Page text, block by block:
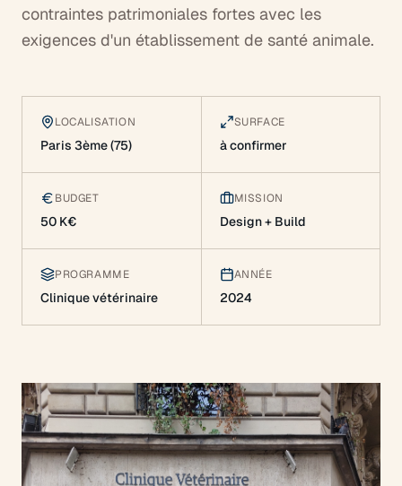
contraintes patrimoniales fortes avec les
exigences d'un établissement de santé animale.
LOCALISATION
Paris 3ème (75)
SURFACE
à confirmer
BUDGET
50 K€
MISSION
Design + Build
PROGRAMME
Clinique vétérinaire
ANNÉE
2024